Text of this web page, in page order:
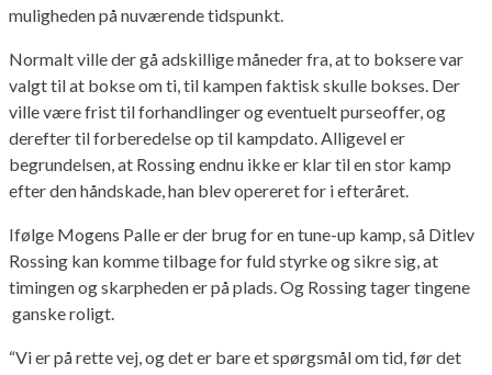
muligheden på nuværende tidspunkt.
Normalt ville der gå adskillige måneder fra, at to boksere var
valgt til at bokse om ti, til kampen faktisk skulle bokses. Der
ville være frist til forhandlinger og eventuelt purseoffer, og
derefter til forberedelse op til kampdato. Alligevel er
begrundelsen, at Rossing endnu ikke er klar til en stor kamp
efter den håndskade, han blev opereret for i efteråret.
Ifølge Mogens Palle er der brug for en tune-up kamp, så Ditlev
Rossing kan komme tilbage for fuld styrke og sikre sig, at
timingen og skarpheden er på plads. Og Rossing tager tingene
ganske roligt.
“Vi er på rette vej, og det er bare et spørgsmål om tid, før det